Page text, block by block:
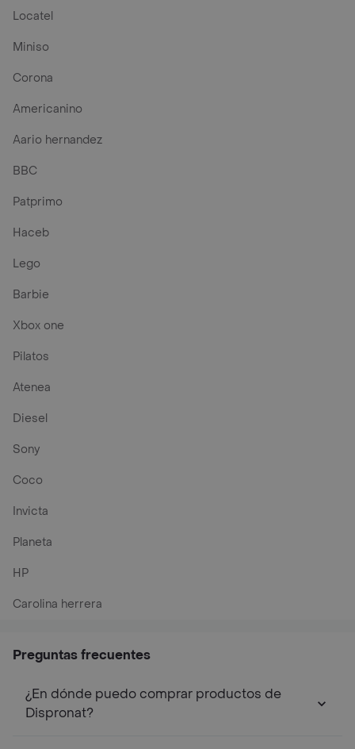
Locatel
Miniso
Corona
Americanino
Aario hernandez
BBC
Patprimo
Haceb
Lego
Barbie
Xbox one
Pilatos
Atenea
Diesel
Sony
Coco
Invicta
Planeta
HP
Carolina herrera
Preguntas frecuentes
¿En dónde puedo comprar productos de
Dispronat?